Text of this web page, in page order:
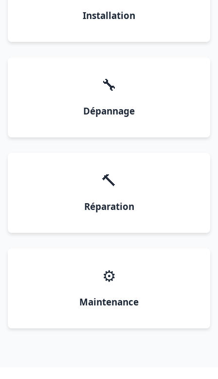
Installation
🔧
Dépannage
🔨
Réparation
⚙️
Maintenance